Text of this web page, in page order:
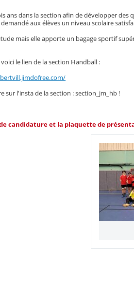
ans dans la section afin de développer
demandé aux élèves un niveau scolaire
mais elle apporte un bagage sportif
le lien de la section Handball :
sur l'insta de la section : section_jm_hb !
candidature et la plaquette de